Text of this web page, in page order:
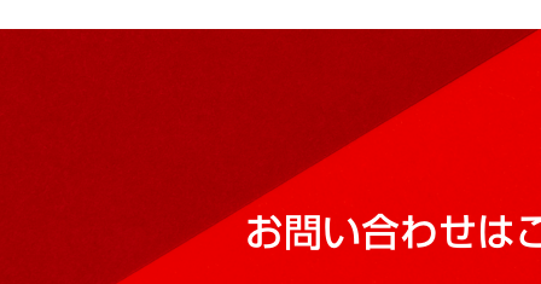
お問い合わせは